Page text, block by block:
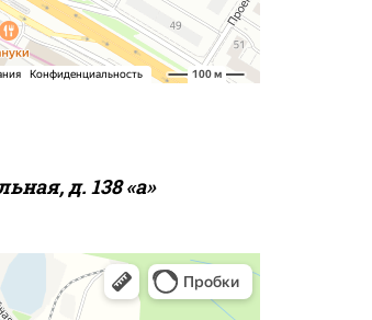
д. 138 «а»